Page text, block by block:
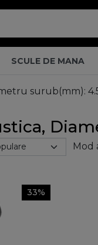
SCULE DE MANA
surub(mm):
Mod
33%